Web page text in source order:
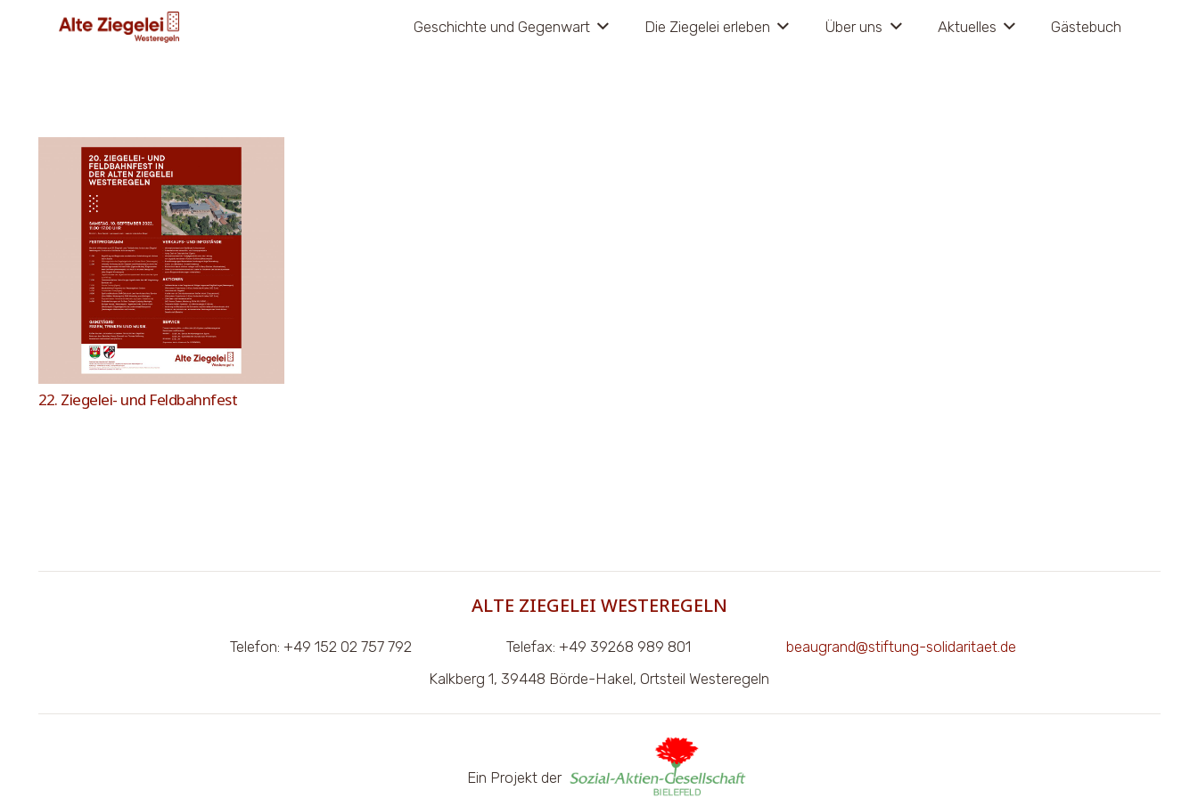
Geschich­te und Gegenwart Die Zie­ge­lei erleben Über uns Aktu­el­les Gäs­te­buch
22. Zie­ge­lei- und Feldbahnfest
ALTE ZIEGELEI WESTEREGELN
Telefon: +49 152 02 757 792 Telefax: +49 39268 989 801
beaugrand@stiftung-solidaritaet.de
Kalkberg 1, 39448 Börde-Hakel, Ortsteil Westeregeln
Ein Pro­jekt der